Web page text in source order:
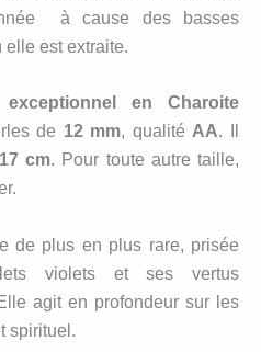
à cause des basses
elle est extraite.
exceptionnel en Charoite
de 12 mm, qualité AA. Il
17 cm. Pour toute autre taille,
de plus en plus rare, prisée
violets et ses vertus
agit en profondeur sur les
spirituel.